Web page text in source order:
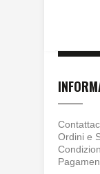
Ordini e